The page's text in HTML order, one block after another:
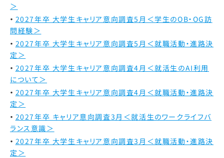
＞
2027年卒 大学生キャリア意向調査5月＜学生のOB・OG訪
問経験＞
2027年卒 大学生キャリア意向調査5月＜就職活動・進路決
定＞
2027年卒 大学生キャリア意向調査4月＜就活生のAI利用
について＞
2027年卒 大学生キャリア意向調査4月＜就職活動・進路決
定＞
2027年卒 キャリア意向調査3月＜就活生のワークライフバ
ランス意識＞
2027年卒 大学生キャリア意向調査3月＜就職活動・進路決
定＞